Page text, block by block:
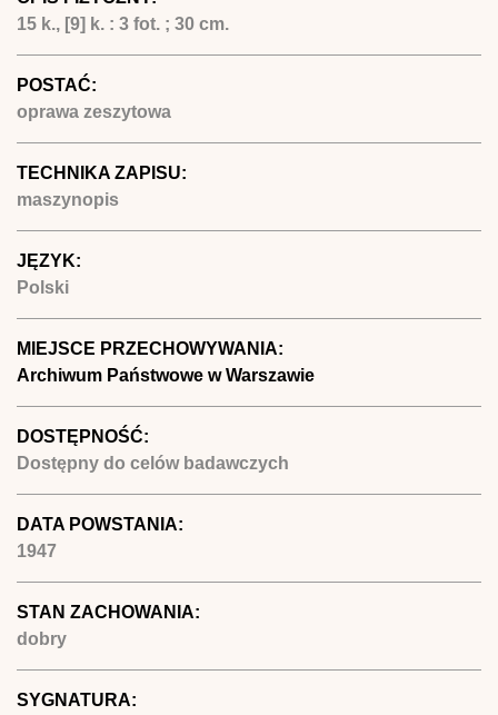
15 k., [9] k. : 3 fot. ; 30 cm.
POSTAĆ:
oprawa zeszytowa
TECHNIKA ZAPISU:
maszynopis
JĘZYK:
Polski
MIEJSCE PRZECHOWYWANIA:
Archiwum Państwowe w Warszawie
DOSTĘPNOŚĆ:
Dostępny do celów badawczych
DATA POWSTANIA:
1947
STAN ZACHOWANIA:
dobry
SYGNATURA: